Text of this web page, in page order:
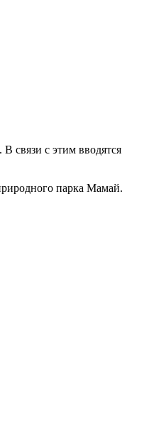
связи с этим вводятся
парка Мамай.